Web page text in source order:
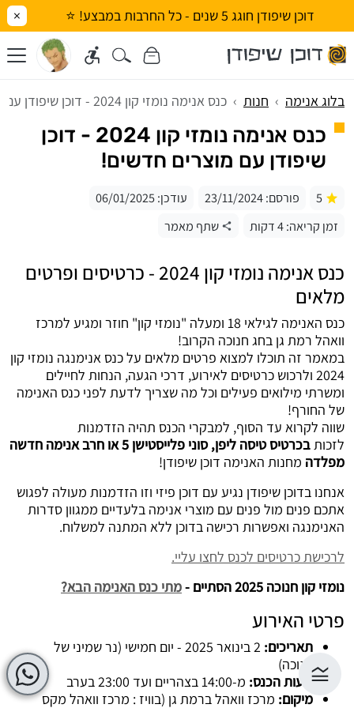
דוכן שיפודן חוגג 5 שנים - כל החרבות במבצע! ⭐ ×
בלוג אנימה חנות כנס אנימה נומזי קון 2024 - דוכן שיפודן עם מוצרים חדשים!
כנס אנימה נומזי קון 2024 - דוכן
שיפודן עם מוצרים חדשים!
5 פורסם:23/11/2024 עודכן:06/01/2025
זמן קריאה: 4 דקות
שתף מאמר
כנס אנימה נומזי קון 2024 - כרטיסים ופרטים
מלאים
כנס האנימה לגילאי 18 ומעלה "נומזי קון" חוזר ומגיע למרכז
וואהל רמת גן בחג חנוכה הקרוב!
במאמר זה תוכלו למצוא פרטים מלאים על כנס אנימנגה נומזי קון
2024 ולרכוש כרטיסים לאירוע, דרכי הגעה, הנחות לחיילים
ומשרתי מילואים פעילים וכל מה שצריך לדעת לפני כנס האנימה
של החורף!
שווה לקרוא עד הסוף, למבקרי הכנס תהיה הזדמנות
לזכות
בכרטיס טיסה ליפן, סוני פלייסטישן 5 או חרב אנימה חדשה
מפלדה מחנות האנימה דוכן שיפודן!
אנחנו בדוכן שיפודן נגיע עם דוכן פיזי וזו הזדמנות מעולה לפגוש
אתכם פנים מול פנים עם מוצרי אנימה בלעדיים ממגוון סדרות
האנימנגה ואפשרות רכישה בדוכן ללא המתנה למשלוח.
לרכישת כרטיסים לכנס לחצו עליי.
נומזי קון חנוכה 2025 הסתיים -
מתי כנס האנימה הבא?
פרטי האירוע
תאריכים:
2 בינואר 2025 - יום חמישי (נר שמיני של
חנוכה)
שעות הכנס: מ-14:00 בצהריים ועד 23:00 בערב
מיקום: מרכז וואהל ברמת גן (בוויז : מרכז וואהל מקס